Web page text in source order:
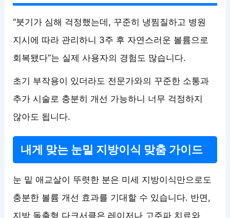
“붓기가 심해 걱정했는데, 꾸준히 냉찜질하고 병원
지시에 따라 관리하니 3주 후 자연스러운 볼륨으로
회복됐다”는 실제 사용자의 경험도 많습니다.
초기 부작용이 있더라도 전문가와의 꾸준한 소통과
추가 시술로 충분히 개선 가능하니 너무 걱정하지
않아도 됩니다.
내게 맞는 눈밑 지방이식 맞춤 가이드
눈 밑 애교살이 뚜렷한 분은 미세 지방이식만으로도
충분한 볼륨 개선 효과를 기대할 수 있습니다. 반면,
지방 돌출형 다크서클은 레이저나 고주파 치료와